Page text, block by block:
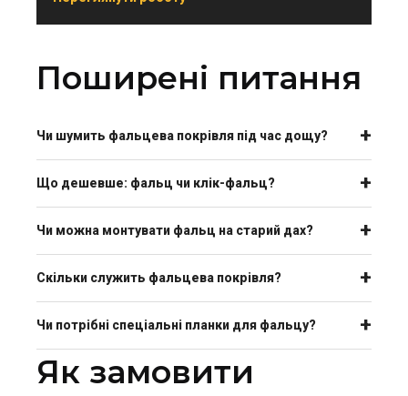
Поширені питання
Чи шумить фальцева покрівля під час дощу?
Що дешевше: фальц чи клік-фальц?
Чи можна монтувати фальц на старий дах?
Скільки служить фальцева покрівля?
Чи потрібні спеціальні планки для фальцу?
Як замовити